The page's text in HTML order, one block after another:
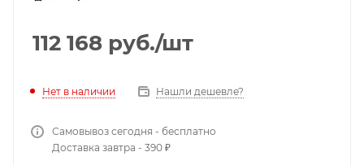
112 168 руб./шт
Нет в наличии Нашли дешевле?
Самовывоз сегодня - бесплатно
Доставка завтра - 390 ₽